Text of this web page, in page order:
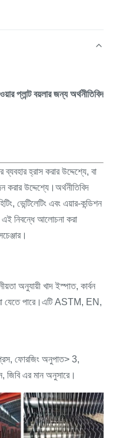
প্লান্ট বয়লার জন্য অর্থনীতিবিদ
হ্রাস করার উদ্দেশ্যে, বা
করার উদ্দেশ্যে।অর্থনীতিবিদ
ভেন্টিলেটিং এবং এয়ার-কন্ডিশন
এই নিবন্ধে আলোচনা করা
অনুযায়ী খাদ ইস্পাত, কার্বন
যেতে পারে।এটি ASTM, EN,
ফোরজিং অনুপাত> 3,
এর মান অনুসারে।